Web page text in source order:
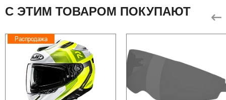
С ЭТИМ ТОВАРОМ ПОКУПАЮТ
Распродажа